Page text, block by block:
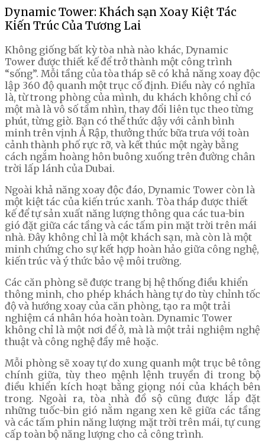
Dynamic Tower: Khách sạn Xoay Kiệt Tác
Kiến Trúc Của Tương Lai
Không giống bất kỳ tòa nhà nào khác, Dynamic
Tower được thiết kế để trở thành một công trình
“sống”. Mỗi tầng của tòa tháp sẽ có khả năng xoay độc
lập 360 độ quanh một trục cố định. Điều này có nghĩa
là, từ trong phòng của mình, du khách không chỉ có
một mà là vô số tầm nhìn, thay đổi liên tục theo từng
phút, từng giờ. Bạn có thể thức dậy với cảnh bình
minh trên vịnh Ả Rập, thưởng thức bữa trưa với toàn
cảnh thành phố rực rỡ, và kết thúc một ngày bằng
cách ngắm hoàng hôn buông xuống trên đường chân
trời lấp lánh của Dubai.
Ngoài khả năng xoay độc đáo, Dynamic Tower còn là
một kiệt tác của kiến trúc xanh. Tòa tháp được thiết
kế để tự sản xuất năng lượng thông qua các tua-bin
gió đặt giữa các tầng và các tấm pin mặt trời trên mái
nhà. Đây không chỉ là một khách sạn, mà còn là một
minh chứng cho sự kết hợp hoàn hảo giữa công nghệ,
kiến trúc và ý thức bảo vệ môi trường.
Các căn phòng sẽ được trang bị hệ thống điều khiển
thông minh, cho phép khách hàng tự do tùy chỉnh tốc
độ và hướng xoay của căn phòng, tạo ra một trải
nghiệm cá nhân hóa hoàn toàn. Dynamic Tower
không chỉ là một nơi để ở, mà là một trải nghiệm nghệ
thuật và công nghệ đầy mê hoặc.
Mỗi phòng sẽ xoay tự do xung quanh một trục bê tông
chính giữa, tùy theo mệnh lệnh truyền đi trong bộ
điều khiển kích hoạt bằng giọng nói của khách bên
trong. Ngoài ra, tòa nhà đồ sộ cũng được lắp đặt
những tuốc-bin gió nằm ngang xen kẽ giữa các tầng
và các tấm phin năng lượng mặt trời trên mái, tự cung
cấp toàn bộ năng lượng cho cả công trình.